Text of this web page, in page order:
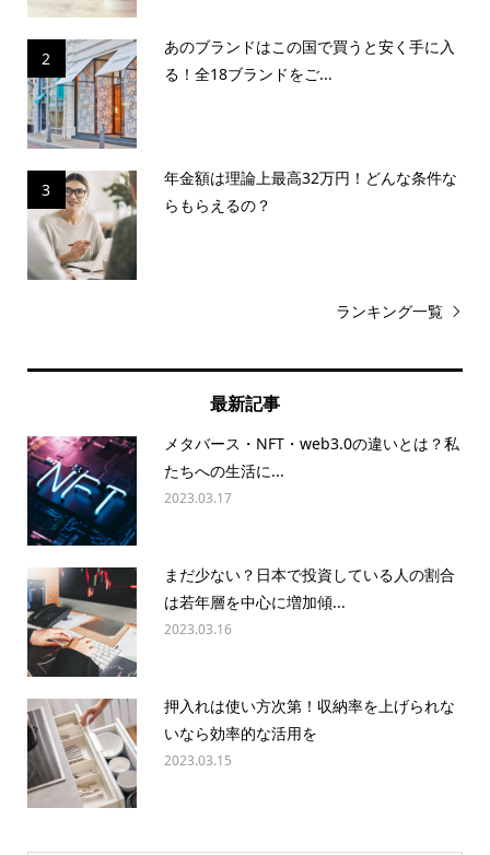
2
あのブランドはこの国で買うと安く手に入
る！全18ブランドをご...
3
年金額は理論上最高32万円！どんな条件な
らもらえるの？
ランキング一覧
最新記事
メタバース・NFT・web3.0の違いとは？私
たちへの生活に...
2023.03.17
まだ少ない？日本で投資している人の割合
は若年層を中心に増加傾...
2023.03.16
押入れは使い方次第！収納率を上げられな
いなら効率的な活用を
2023.03.15